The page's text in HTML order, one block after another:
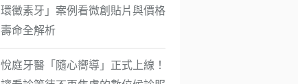
環黴素牙」案例看微創貼片與價格
壽命全解析
悅庭牙醫「隨心嚮導」正式上線！